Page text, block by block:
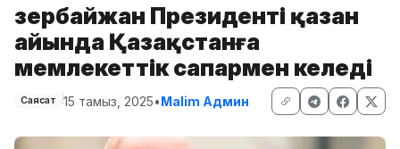
Әзербайжан Президенті қазан
айында Қазақстанға
мемлекеттік сапармен келеді
Саясат 15 тамыз, 2025•Malim Админ